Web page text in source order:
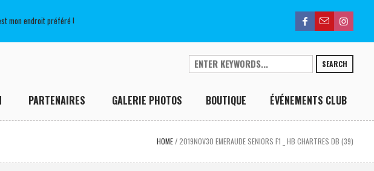
mon endroit préféré !
SEARCH
PARTENAIRES GALERIE PHOTOS BOUTIQUE ÉVÉNEMENTS CLUB
HOME /2019NOV30 EMERAUDE SENIORS F1 _ HB CHARTRES DB (39)